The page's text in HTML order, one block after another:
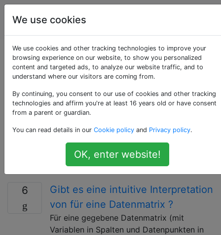
Statistiken und
Big Data
Als «covariance-
matrix» getaggte
Fragen
EINk × kk×kKovarianzmatrix zwischen allen Paaren
zufällige Variablen. Es wird auch Varianz-
Kovarianz-Matrix oder einfach die Kovarianz-Matrix
6
Gibt es eine intuitive Interpretation
von für eine Datenmatrix ?
Für eine gegebene Datenmatrix (mit
Variablen in Spalten und Datenpunkten in
We use cookies
We use cookies and other tracking technologies to improve your
browsing experience on our website, to show you personalized
content and targeted ads, to analyze our website traffic, and to
understand where our visitors are coming from.
By continuing, you consent to our use of cookies and other tracking
technologies and affirm you're at least 16 years old or have consent
from a parent or guardian.
You can read details in our Cookie policy and Privacy policy.
OK, enter website!